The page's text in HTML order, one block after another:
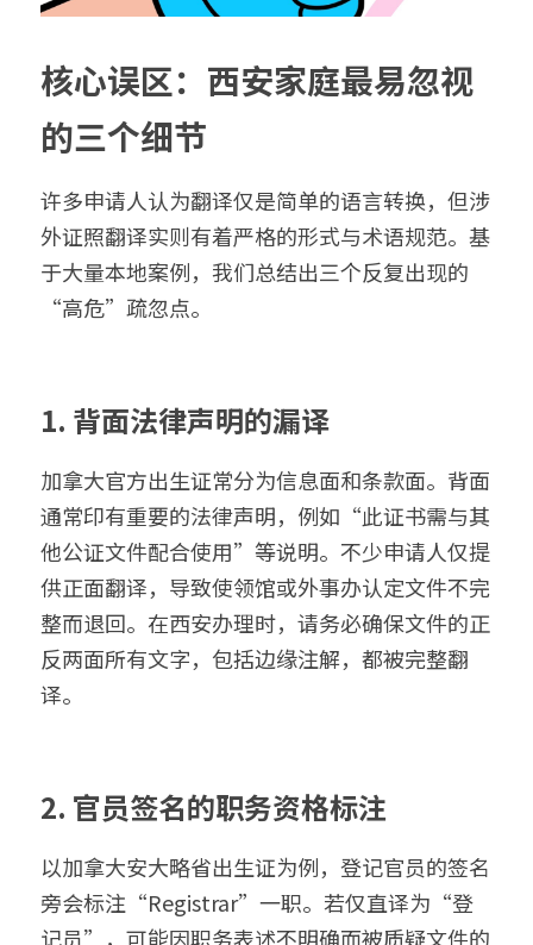
核心误区：西安家庭最易忽视
的三个细节
许多申请人认为翻译仅是简单的语言转换，但涉
外证照翻译实则有着严格的形式与术语规范。基
于大量本地案例，我们总结出三个反复出现的
“高危”疏忽点。
1. 背面法律声明的漏译
加拿大官方出生证常分为信息面和条款面。背面
通常印有重要的法律声明，例如“此证书需与其
他公证文件配合使用”等说明。不少申请人仅提
供正面翻译，导致使领馆或外事办认定文件不完
整而退回。在西安办理时，请务必确保文件的正
反两面所有文字，包括边缘注解，都被完整翻
译。
2. 官员签名的职务资格标注
以加拿大安大略省出生证为例，登记官员的签名
旁会标注“Registrar”一职。若仅直译为“登
记员”，可能因职务表述不明确而被质疑文件的